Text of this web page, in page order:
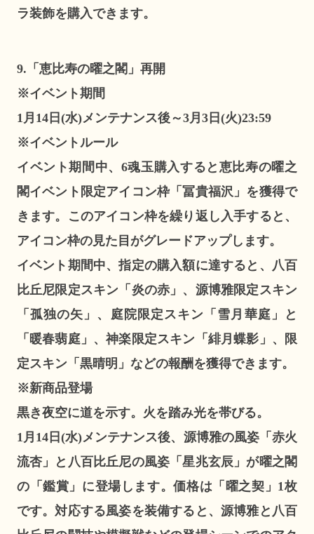
ラ装飾を購入できます。
9.「恵比寿の曜之閣」再開
※イベント期間
1月14日(水)メンテナンス後～3月3日(火)23:59
※イベントルール
イベント期間中、6魂玉購入すると恵比寿の曜之
閣イベント限定アイコン枠「冨貴福沢」を獲得で
きます。このアイコン枠を繰り返し入手すると、
アイコン枠の見た目がグレードアップします。
イベント期間中、指定の購入額に達すると、八百
比丘尼限定スキン「炎の赤」、源博雅限定スキン
「孤独の矢」、庭院限定スキン「雪月華庭」と
「暖春翡庭」、神楽限定スキン「緋月蝶影」、限
定スキン「黒晴明」などの報酬を獲得できます。
※新商品登場
黒き夜空に道を示す。火を踏み光を帯びる。
1月14日(水)メンテナンス後、源博雅の風姿「赤火
流杏」と八百比丘尼の風姿「星兆玄辰」が曜之閣
の「鑑賞」に登場します。価格は「曜之契」1枚
です。対応する風姿を装備すると、源博雅と八百